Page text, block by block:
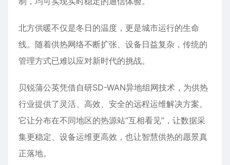
北方供暖不仅是冬日的温度，更是城市运行的生命
线。随着供热网络不断扩张、设备日益复杂，传统的
管理方式已难以应对新时代的挑战。
贝锐蒲公英凭借自研SD-WAN异地组网技术，为供热
行业提供了灵活、高效、安全的远程运维解决方案。
它让分布在不同地区的热源站“互相看见”，让数据采
集更稳定、设备运维更高效，也让智慧供热的愿景真
正落地。